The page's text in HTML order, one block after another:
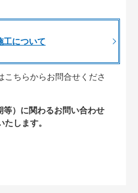
工について
ちらからお問合せくださ
）に関わるお問い合わせ
たします。